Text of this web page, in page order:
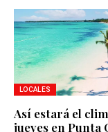
LOCALES
Así estará el
jueves en Punta